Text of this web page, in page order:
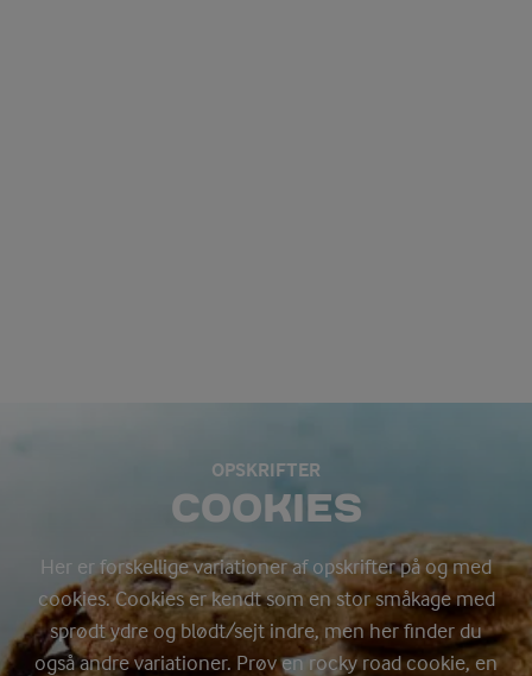
OPSKRIFTER
COOKIES
Her er forskellige variationer af opskrifter på og med
cookies. Cookies er kendt som en stor småkage med
sprødt ydre og blødt/sejt indre, men her finder du
også andre variationer. Prøv en rocky road cookie, en